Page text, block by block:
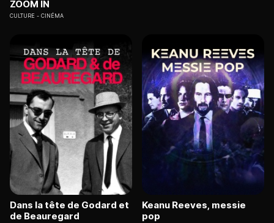
ZOOM IN
CULTURE CINÉMA
Dans la tête de Godard et
de Beauregard
Keanu Reeves, messie
pop